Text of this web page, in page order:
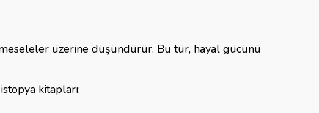
üzerine düşündürür. Bu tür, hayal gücünü
kitapları: